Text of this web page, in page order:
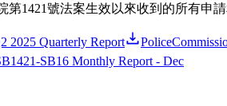
1421號法案生效以來收到的所有申
2025 Quarterly Report
SB16 Monthly Report - Dec